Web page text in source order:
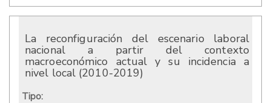
La reconfiguración del escenario laboral
nacional a partir del contexto
macroeconómico actual y su incidencia a
nivel local (2010-2019)
Tipo: